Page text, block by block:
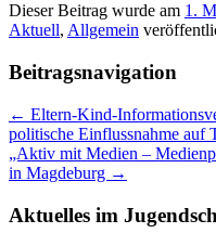
Dieser Beitrag wurde am 1.
Aktuell, Allgemein
Beitragsnavigation
← Eltern-Kind-
politische Einflussnahme auf
„Aktiv mit Medien –
in Magdeburg →
Aktuelles im